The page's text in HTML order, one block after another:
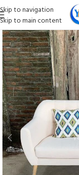
Skip to navigation
Skip to main content